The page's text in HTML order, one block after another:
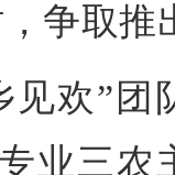
争取推
见欢”
业三